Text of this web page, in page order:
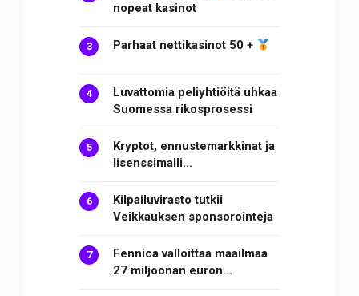
nopeat kasinot
Parhaat nettikasinot 50 +
Luvattomia peliyhtiöitä uhkaa
Suomessa rikosprosessi
Kryptot, ennustemarkkinat ja
lisenssimalli…
Kilpailuvirasto tutkii
Veikkauksen sponsorointeja
Fennica valloittaa maailmaa
27 miljoonan euron…